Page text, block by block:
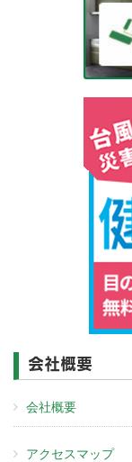
会社概要
会社概要
アクセスマップ